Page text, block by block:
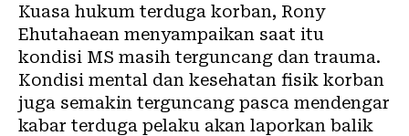
Kuasa hukum terduga korban, Rony
Ehutahaean menyampaikan saat itu
kondisi MS masih terguncang dan trauma.
Kondisi mental dan kesehatan fisik korban
juga semakin terguncang pasca mendengar
kabar terduga pelaku akan laporkan balik